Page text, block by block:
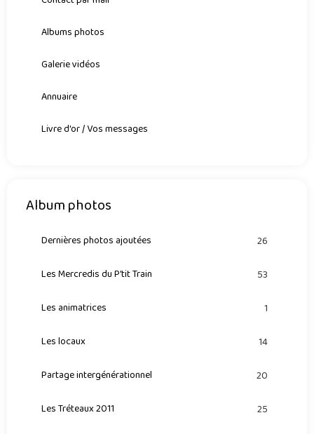
Albums photos
Galerie vidéos
Annuaire
Livre d'or / Vos messages
Album photos
Dernières photos ajoutées 26
Les Mercredis du P'tit Train 53
Les animatrices 1
Les locaux 14
Partage intergénérationnel 20
Les Tréteaux 2011 25